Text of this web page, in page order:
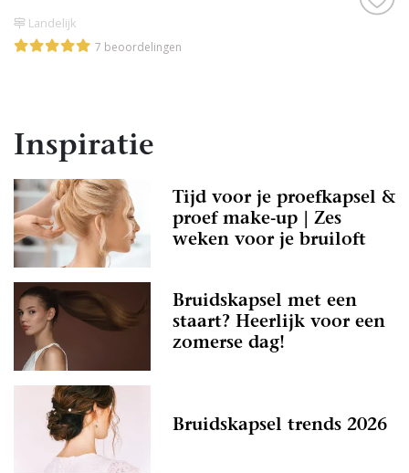
Landelijk
7 beoordelingen
Inspiratie
Tijd voor je proefkapsel &
proef make-up | Zes
weken voor je bruiloft
Bruidskapsel met een
staart? Heerlijk voor een
zomerse dag!
Bruidskapsel trends 2026